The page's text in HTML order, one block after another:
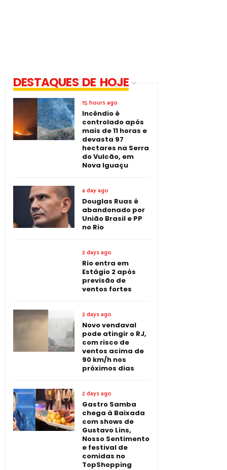
DESTAQUES DE HOJE
15 hours ago
Incêndio é
controlado após
mais de 11 horas e
devasta 97
hectares na Serra
do Vulcão, em
Nova Iguaçu
a day ago
Douglas Ruas é
abandonado por
União Brasil e PP
no Rio
2 days ago
Rio entra em
Estágio 2 após
previsão de
ventos fortes
2 days ago
Novo vendaval
pode atingir o RJ,
com risco de
ventos acima de
90 km/h nos
próximos dias
2 days ago
Gastro Samba
chega à Baixada
com shows de
Gustavo Lins,
Nosso Sentimento
e festival de
comidas no
TopShopping